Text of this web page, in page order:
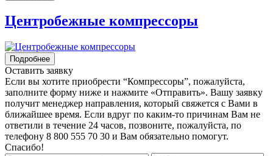
Центробежные компрессоры
Подробнее
Оставить заявку
Если вы хотите приобрести “Компрессоры”, пожалуйста,
заполните форму ниже и нажмите «Отправить». Вашу заявку
получит менеджер направления, который свяжется с Вами в
ближайшее время. Если вдруг по каким-то причинам Вам не
ответили в течение 24 часов, позвоните, пожалуйста, по
телефону 8 800 555 70 30 и Вам обязательно помогут.
Спасибо!